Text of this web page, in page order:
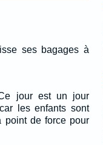
ses bagages à
jour est un jour
les enfants sont
point de force pour